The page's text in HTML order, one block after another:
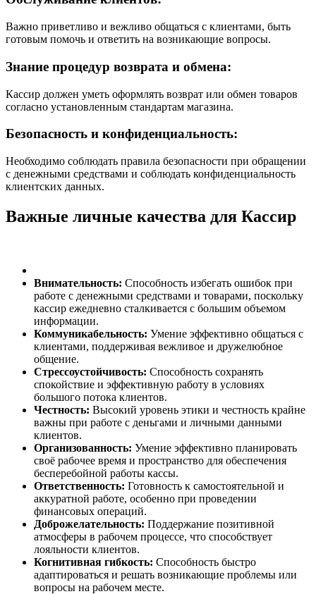
Важно приветливо и вежливо общаться с клиентами, быть
готовым помочь и ответить на возникающие вопросы.
Знание процедур возврата и обмена:
Кассир должен уметь оформлять возврат или обмен товаров
согласно установленным стандартам магазина.
Безопасность и конфиденциальность:
Необходимо соблюдать правила безопасности при обращении
с денежными средствами и соблюдать конфиденциальность
клиентских данных.
Важные личные качества для Кассир
Внимательность: Способность избегать ошибок при
работе с денежными средствами и товарами, поскольку
кассир ежедневно сталкивается с большим объемом
информации.
Коммуникабельность: Умение эффективно общаться с
клиентами, поддерживая вежливое и дружелюбное
общение.
Стрессоустойчивость: Способность сохранять
спокойствие и эффективную работу в условиях
большого потока клиентов.
Честность: Высокий уровень этики и честность крайне
важны при работе с деньгами и личными данными
клиентов.
Организованность: Умение эффективно планировать
своё рабочее время и пространство для обеспечения
бесперебойной работы кассы.
Ответственность: Готовность к самостоятельной и
аккуратной работе, особенно при проведении
финансовых операций.
Доброжелательность: Поддержание позитивной
атмосферы в рабочем процессе, что способствует
лояльности клиентов.
Когнитивная гибкость: Способность быстро
адаптироваться и решать возникающие проблемы или
вопросы на рабочем месте.